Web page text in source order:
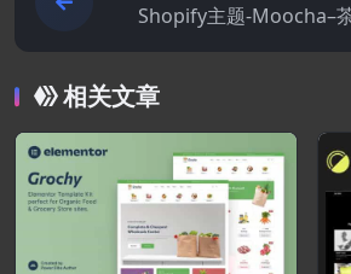
Shopify主题-Moocha–
相关文章